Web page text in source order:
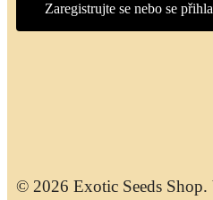
Zaregistrujte se nebo se
© 2026 Exotic Seeds Shop.